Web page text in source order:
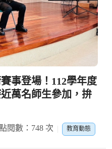
事登場！112學年度
萬名師生參加，拚
閱數：748 次 教育動態